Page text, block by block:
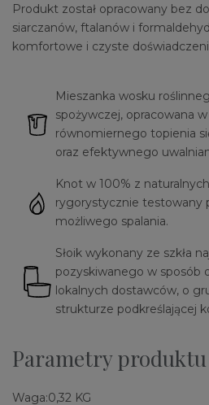
Produkt został opracowany bez
siarczanów, ftalanów i
komfortowe i czyste
Mieszanka wosku
spożywczej, opracowana
równomiernego topienia
oraz efektywnego
Knot w 100% z
rygorystycznie testowany
możliwego spalania.
Słoik wykonany ze szkła
pozyskiwanego w sposób
lokalnych dostawców, o
strukturze podkreślającej
Parametry produktu
Waga:0,32 KG